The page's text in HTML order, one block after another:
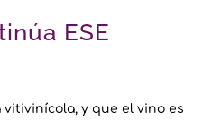
ESE
y que el vino es